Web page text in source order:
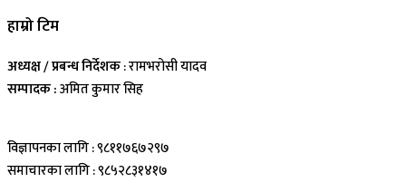
हाम्रो टिम
अध्यक्ष / प्रबन्ध निर्देशक: रामभरोसी यादव
सम्पादक :अमित कुमार सिह
विज्ञापनका लागि : ९८११७६७२९७
समाचारका लागि : ९८५२८३१४१७